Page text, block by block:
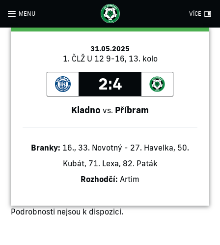
MENU VÍCE
31.05.2025
1. ČLŽ U 12 9-16, 13. kolo
2:4
Kladno vs. Příbram
Branky: 16., 33. Novotný - 27. Havelka, 50.
Kubát, 71. Lexa, 82. Paták
Rozhodčí: Artim
Podrobnosti nejsou k dispozici.